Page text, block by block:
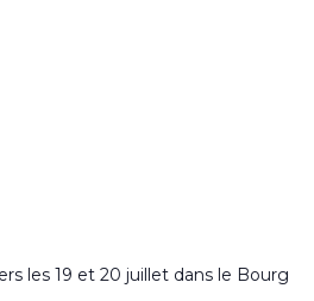
les 19 et 20 juillet dans le Bourg